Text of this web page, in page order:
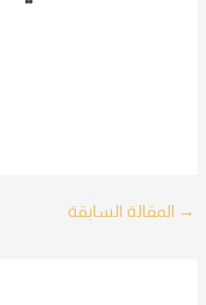
Post
→ المقالة السابقة